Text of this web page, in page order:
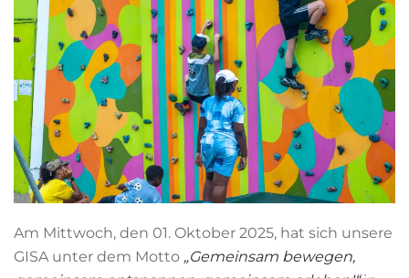
Am Mittwoch, den 01. Oktober 2025, hat sich unsere
GISA unter dem Motto „Gemeinsam bewegen,